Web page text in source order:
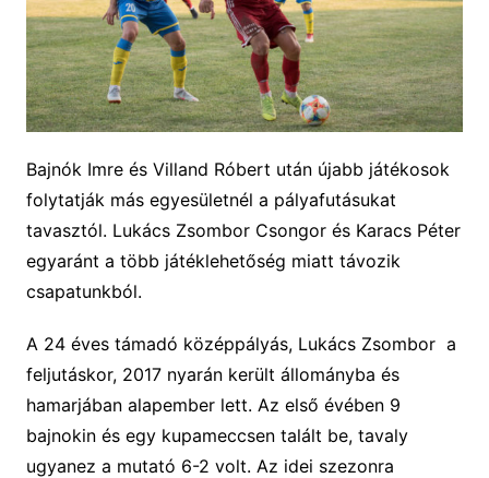
Bajnók Imre és Villand Róbert után újabb játékosok
folytatják más egyesületnél a pályafutásukat
tavasztól. Lukács Zsombor Csongor és Karacs Péter
egyaránt a több játéklehetőség miatt távozik
csapatunkból.
A 24 éves támadó középpályás, Lukács Zsombor a
feljutáskor, 2017 nyarán került állományba és
hamarjában alapember lett. Az első évében 9
bajnokin és egy kupameccsen talált be, tavaly
ugyanez a mutató 6-2 volt. Az idei szezonra